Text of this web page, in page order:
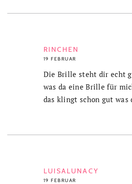
RINCHEN
19 FEBRUAR
Die Brille steht dir echt
was da eine Brille für
das klingt schon gut was
LUISALUNACY
19 FEBRUAR